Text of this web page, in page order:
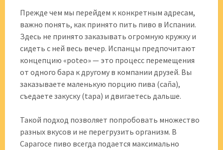
Прежде чем мы перейдем к конкретным адресам,
важно понять, как принято пить пиво в Испании.
Здесь не принято заказывать огромную кружку и
сидеть с ней весь вечер. Испанцы предпочитают
концепцию «poteo» — это процесс перемещения
от одного бара к другому в компании друзей. Вы
заказываете маленькую порцию пива (caña),
съедаете закуску (tapa) и двигаетесь дальше.
Такой подход позволяет попробовать множество
разных вкусов и не перегрузить организм. В
Сарагосе пиво всегда подается максимально